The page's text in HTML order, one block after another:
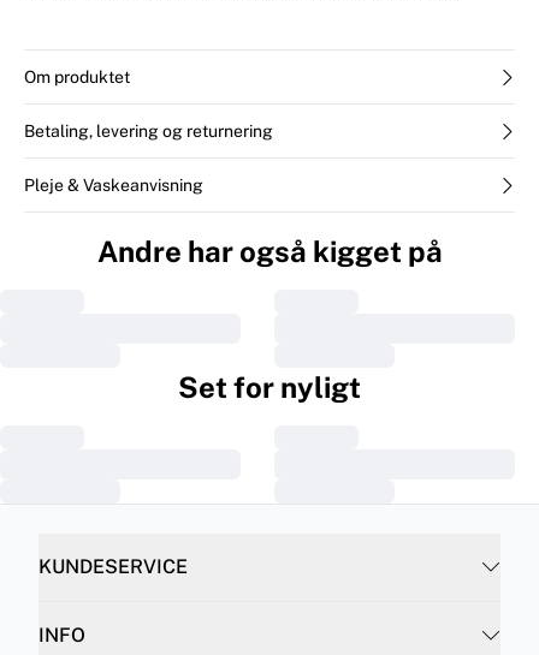
Om produktet
Betaling, levering og returnering
Pleje & Vaskeanvisning
Andre har også kigget på
Set for nyligt
KUNDESERVICE
INFO